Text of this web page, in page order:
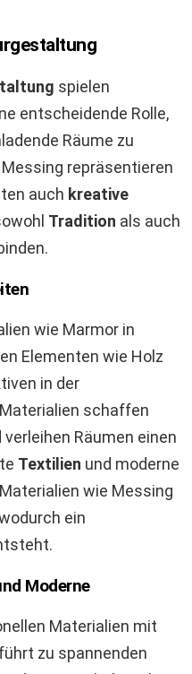
spielen
entscheidende Rolle,
Räume zu
repräsentieren
auch kreative
Tradition als auch
wie Marmor in
Elementen wie Holz
in der
schaffen
Räumen einen
Textilien und moderne
wie Messing
ein
Moderne
Materialien mit
zu spannenden